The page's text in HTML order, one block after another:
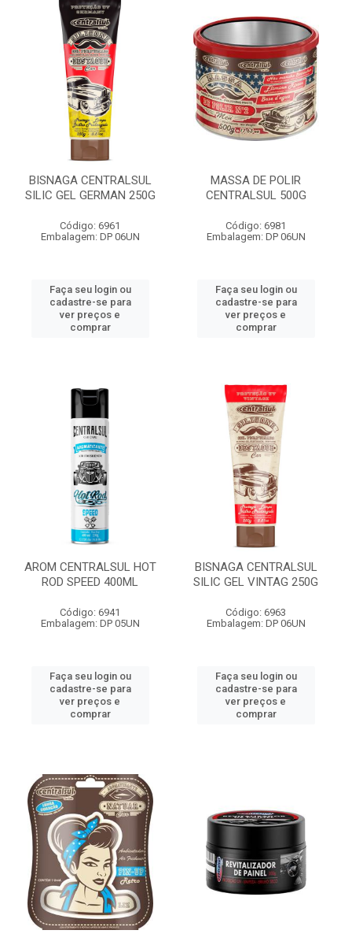
BISNAGA CENTRALSUL
SILIC GEL GERMAN 250G
Código: 6961
Embalagem: DP 06UN
Faça seu login ou
cadastre-se para
ver preços e
comprar
MASSA DE POLIR
CENTRALSUL 500G
Código: 6981
Embalagem: DP 06UN
Faça seu login ou
cadastre-se para
ver preços e
comprar
AROM CENTRALSUL HOT
ROD SPEED 400ML
Código: 6941
Embalagem: DP 05UN
Faça seu login ou
cadastre-se para
ver preços e
comprar
BISNAGA CENTRALSUL
SILIC GEL VINTAG 250G
Código: 6963
Embalagem: DP 06UN
Faça seu login ou
cadastre-se para
ver preços e
comprar